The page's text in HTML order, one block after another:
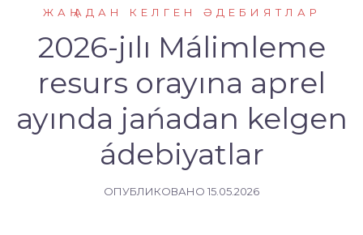
ЖАҢАДАН КЕЛГЕН ӘДЕБИЯТЛАР
2026-jılı Málimleme
resurs оrayına aprel
ayında jańadan kelgen
ádebiyatlar
ОПУБЛИКОВАНО 15.05.2026